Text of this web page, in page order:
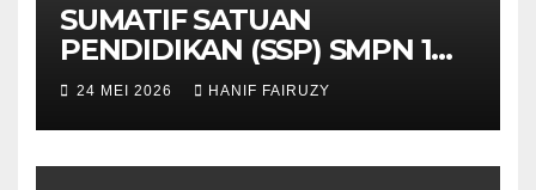
SUMATIF SATUAN
PENDIDIKAN (SSP) SMPN 1
PLAOSAN 13-22 MEI 2026
24 MEI 2026 HANIF FAIRUZY